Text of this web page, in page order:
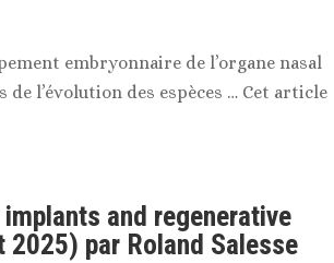
embryonnaire de l’organe nasal
l’évolution des espèces … Cet article
and regenerative
par Roland Salesse